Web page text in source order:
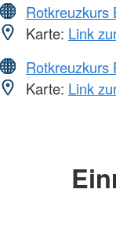
Rotkreuzkurs
Karte: Link
Rotkreuzkurs
Karte: Link